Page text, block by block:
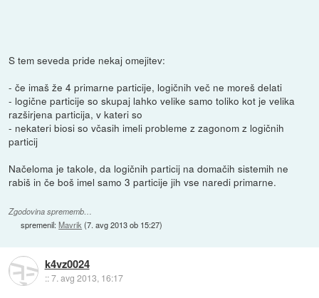
S tem seveda pride nekaj omejitev:
- če imaš že 4 primarne particije, logičnih več ne moreš delati
- logične particije so skupaj lahko velike samo toliko kot je velika
razširjena particija, v kateri so
- nekateri biosi so včasih imeli probleme z zagonom z logičnih
particij
Načeloma je takole, da logičnih particij na domačih sistemih ne
rabiš in če boš imel samo 3 particije jih vse naredi primarne.
Zgodovina sprememb…
spremenil:Mavrik(7. avg 2013 ob 15:27)
k4vz0024
::7. avg 2013, 16:17